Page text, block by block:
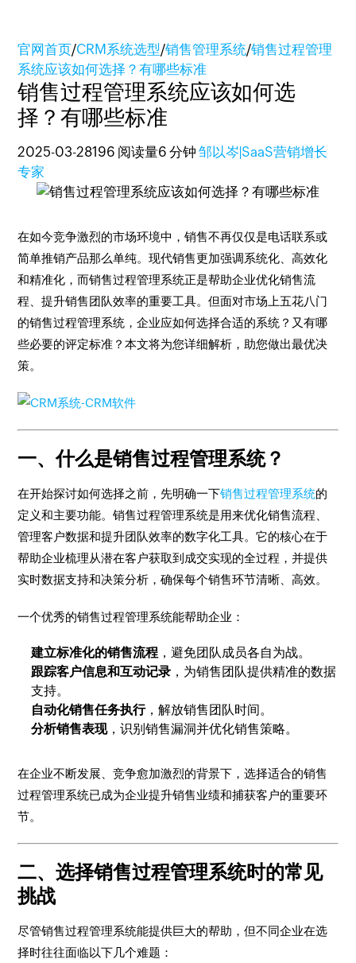
官网首页/CRM系统选型/销售管理系统/销售过程管理
系统应该如何选择？有哪些标准
销售过程管理系统应该如何选
择？有哪些标准
2025-03-28196 阅读量6 分钟 邹以岑|SaaS营销增长
专家
在如今竞争激烈的市场环境中，销售不再仅仅是电话联系或
简单推销产品那么单纯。现代销售更加强调系统化、高效化
和精准化，而销售过程管理系统正是帮助企业优化销售流
程、提升销售团队效率的重要工具。但面对市场上五花八门
的销售过程管理系统，企业应如何选择合适的系统？又有哪
些必要的评定标准？本文将为您详细解析，助您做出最优决
策。
一、什么是销售过程管理系统？
在开始探讨如何选择之前，先明确一下销售过程管理系统的
定义和主要功能。销售过程管理系统是用来优化销售流程、
管理客户数据和提升团队效率的数字化工具。它的核心在于
帮助企业梳理从潜在客户获取到成交实现的全过程，并提供
实时数据支持和决策分析，确保每个销售环节清晰、高效。
一个优秀的销售过程管理系统能帮助企业：
建立标准化的销售流程 ，避免团队成员各自为战。
跟踪客户信息和互动记录 ，为销售团队提供精准的数据
支持。
自动化销售任务执行，解放销售团队时间。
分析销售表现，识别销售漏洞并优化销售策略。
在企业不断发展、竞争愈加激烈的背景下，选择适合的销售
过程管理系统已成为企业提升销售业绩和捕获客户的重要环
节。
二、选择销售过程管理系统时的常见
挑战
尽管销售过程管理系统能提供巨大的帮助，但不同企业在选
择时往往面临以下几个难题：